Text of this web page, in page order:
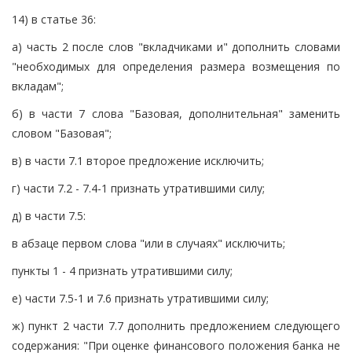
14) в статье 36:
а) часть 2 после слов "вкладчиками и" дополнить словами
"необходимых для определения размера возмещения по
вкладам";
б) в части 7 слова "Базовая, дополнительная" заменить
словом "Базовая";
в) в части 7.1 второе предложение исключить;
г) части 7.2 - 7.4-1 признать утратившими силу;
д) в части 7.5:
в абзаце первом слова "или в случаях" исключить;
пункты 1 - 4 признать утратившими силу;
е) части 7.5-1 и 7.6 признать утратившими силу;
ж) пункт 2 части 7.7 дополнить предложением следующего
содержания: "При оценке финансового положения банка не